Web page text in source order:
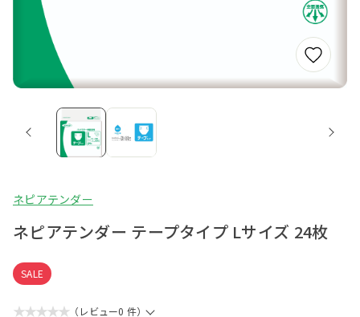
ネピアテンダー
ネピアテンダー テープタイプ Lサイズ 24枚
SALE
★★★★★ （レビュー0 件）